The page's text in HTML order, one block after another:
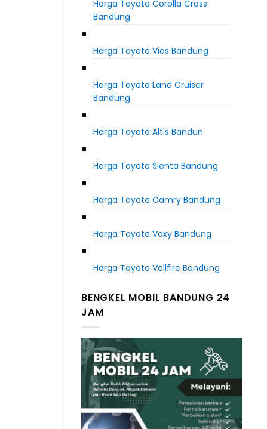
Harga Toyota Corolla Cross
Bandung
Harga Toyota Vios Bandung
Harga Toyota Land Cruiser
Bandung
Harga Toyota Altis Bandun
Harga Toyota Sienta Bandung
Harga Toyota Camry Bandung
Harga Toyota Voxy Bandung
Harga Toyota Vellfire Bandung
BENGKEL MOBIL BANDUNG 24
JAM